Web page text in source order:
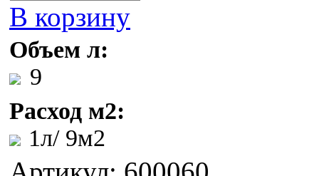
В корзину
Объем л:
9
Расход м2:
1л/ 9м2